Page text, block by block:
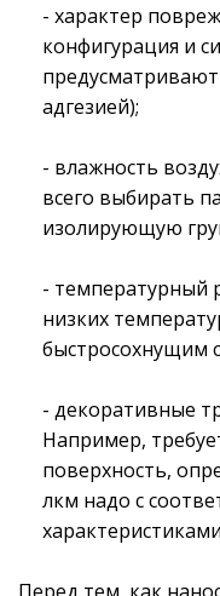
- характер
конфигурация и
адгезией);
- влажность
всего выбирать
изолирующую
- температурный
низких
быстросохнущим
- декоративные
Например,
поверхность,
лкм надо с